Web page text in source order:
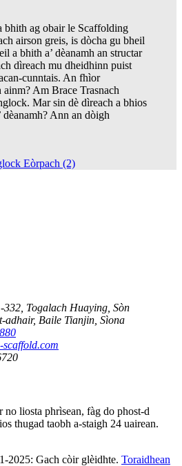
bhith ag obair le Scaffolding
airson greis, is dòcha gu bheil
a bhith a’ dèanamh an structar
dìreach mu dheidhinn puist
cunntais. An fhìor
ainm? Am Brace Trasnach
Mar sin dè dìreach a bhios
dèanamh? Ann an dòigh
332, Togalach Huaying, Sòn
adhair, Baile Tianjin, Sìona
no liosta phrìsean, fàg do phost-d
thugad taobh a-staigh 24 uairean.
2025: Gach còir glèidhte. Toraidhean